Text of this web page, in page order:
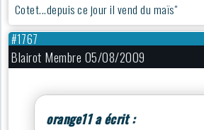
Cotet...depuis ce jour il vend du maïs"
#1767
Blairot Membre 05/08/2009
orange11 a écrit :